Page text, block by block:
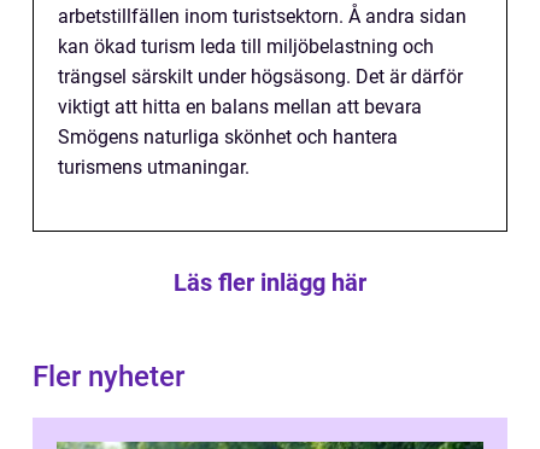
arbetstillfällen inom turistsektorn. Å andra sidan
kan ökad turism leda till miljöbelastning och
trängsel särskilt under högsäsong. Det är därför
viktigt att hitta en balans mellan att bevara
Smögens naturliga skönhet och hantera
turismens utmaningar.
Läs fler inlägg här
Fler nyheter